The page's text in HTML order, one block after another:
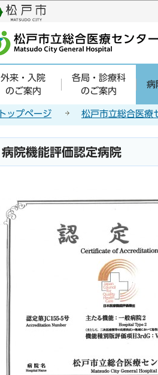
外来・入院
のご案内
各局・診療科
のご案内
病
トップページ 松戸市立総合医療
病院機能評価認定病院